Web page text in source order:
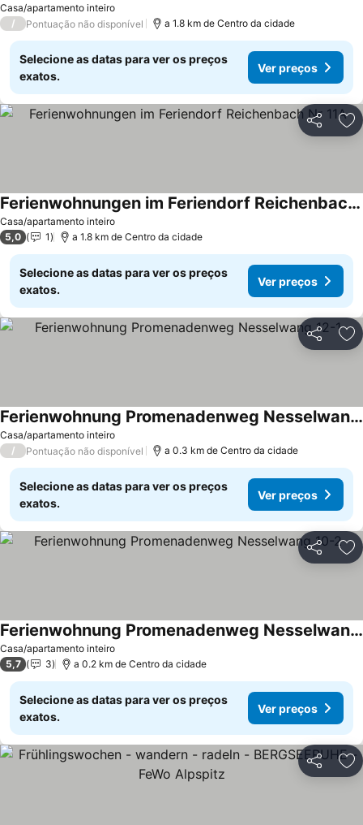
Casa/apartamento inteiro
/ Pontuação não disponível a 1.8 km de Centro da cidade
Selecione as datas para ver os preços
exatos.
Ver preços
Partilhar
Casa/apartamento inteiro
Ferienwohnungen im Feriendorf Reichenbach Nr 11A
5,0 1 a 1.8 km de Centro da cidade
Selecione as datas para ver os preços
exatos.
Ver preços
Partilhar
Casa/apartamento inteiro
Ferienwohnung Promenadenweg Nesselwang 12-1
/ Pontuação não disponível a 0.3 km de Centro da cidade
Selecione as datas para ver os preços
exatos.
Ver preços
Partilhar
Casa/apartamento inteiro
Ferienwohnung Promenadenweg Nesselwang 10-2
5,7 3 a 0.2 km de Centro da cidade
Selecione as datas para ver os preços
exatos.
Ver preços
Partilhar